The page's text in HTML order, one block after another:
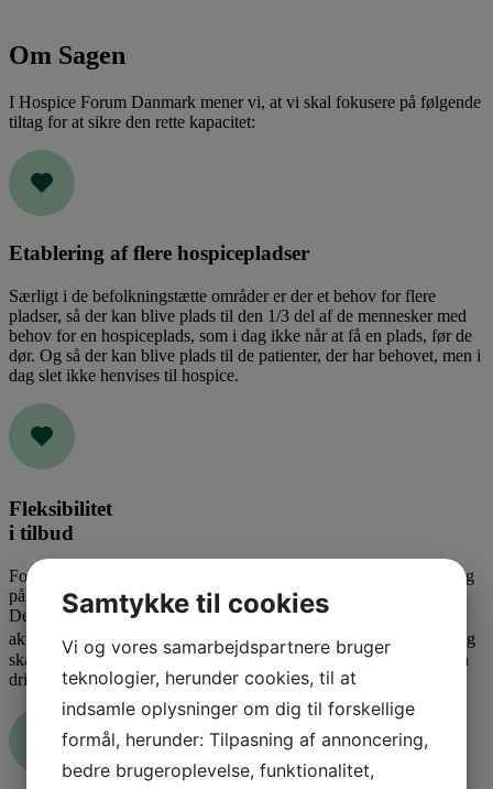
Om Sagen
I Hospice Forum Danmark mener vi, at vi skal fokusere på følgende
tiltag for at sikre den rette kapacitet:
Etablering af flere hospicepladser
Særligt i de befolkningstætte områder er der et behov for flere
pladser, så der kan blive plads til den 1/3 del af de mennesker med
behov for en hospiceplads, som i dag ikke når at få en plads, før de
dør. Og så der kan blive plads til de patienter, der har behovet, men i
dag slet ikke henvises til hospice.
Fleksibilitet
i tilbud
For at kunne imødekomme stadigt skiftende behov hos patienter og
pårørende, må hospicerne have frihed til at iværksætte nye tiltag.
Det kunne være tiltag som Dag- og Nathospice, flere udgående
aktiviteter fra hospice, ambulatorier eller virtuelle tilbud. Nye tiltag
skal afprøves i praksis og det kræver ressourcer og fleksibilitet i en
driftsoverenskomst.
Samtykke til cookies
Vi og vores samarbejdspartnere bruger
teknologier, herunder cookies, til at
indsamle oplysninger om dig til forskellige
formål, herunder: Tilpasning af annoncering,
bedre brugeroplevelse, funktionalitet,